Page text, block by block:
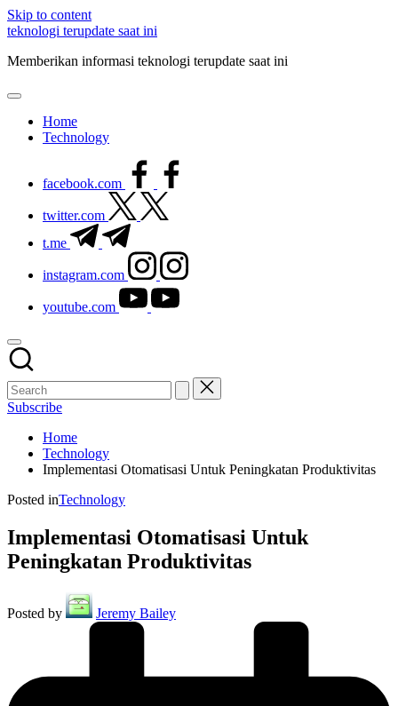
Skip to content
teknologi terupdate saat ini
Memberikan informasi teknologi terupdate saat ini
Home
Technology
facebook.com
twitter.com
t.me
instagram.com
youtube.com
Subscribe
Home
Technology
Implementasi Otomatisasi Untuk Peningkatan Produktivitas
Posted inTechnology
Implementasi Otomatisasi Untuk
Peningkatan Produktivitas
Posted by Jeremy Bailey